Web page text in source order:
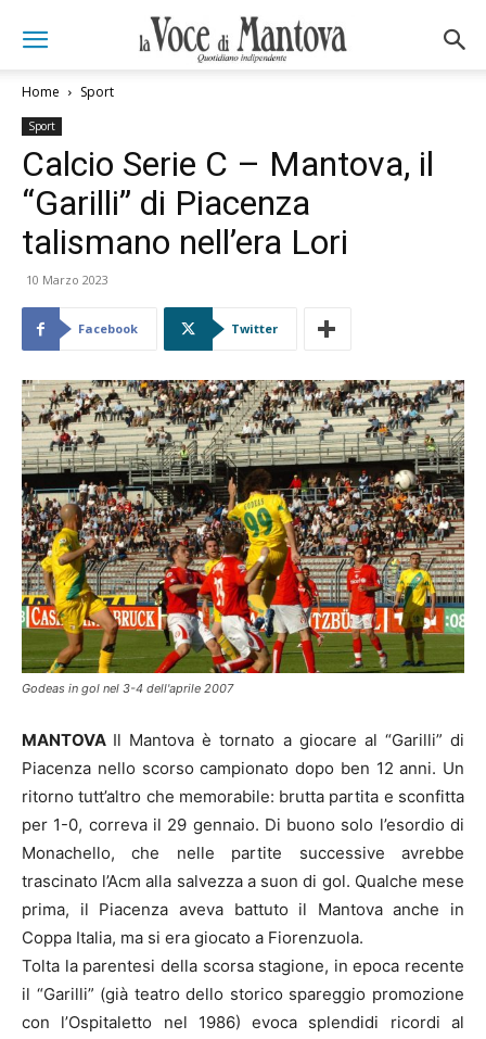
Home Sport
Sport
Calcio Serie C – Mantova, il
“Garilli” di Piacenza
talismano nell’era Lori
10 Marzo 2023
Facebook Twitter
Godeas in gol nel 3-4 dell'aprile 2007
MANTOVA Il Mantova è tornato a giocare al “Garilli” di
Piacenza nello scorso campionato dopo ben 12 anni. Un
ritorno tutt’altro che memorabile: brutta partita e sconfitta
per 1-0, correva il 29 gennaio. Di buono solo l’esordio di
Monachello, che nelle partite successive avrebbe
trascinato l’Acm alla salvezza a suon di gol. Qualche mese
prima, il Piacenza aveva battuto il Mantova anche in
Coppa Italia, ma si era giocato a Fiorenzuola.
Tolta la parentesi della scorsa stagione, in epoca recente
il “Garilli” (già teatro dello storico spareggio promozione
con l’Ospitaletto nel 1986) evoca splendidi ricordi al